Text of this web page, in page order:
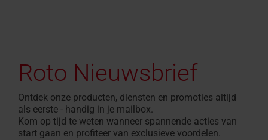
Roto Nieuwsbrief
Ontdek onze producten, diensten en promoties altijd
als eerste - handig in je mailbox.
Kom op tijd te weten wanneer spannende acties van
start gaan en profiteer van exclusieve voordelen.